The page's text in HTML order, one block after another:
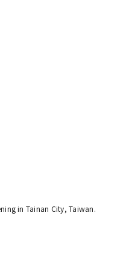
in Tainan City, Taiwan.